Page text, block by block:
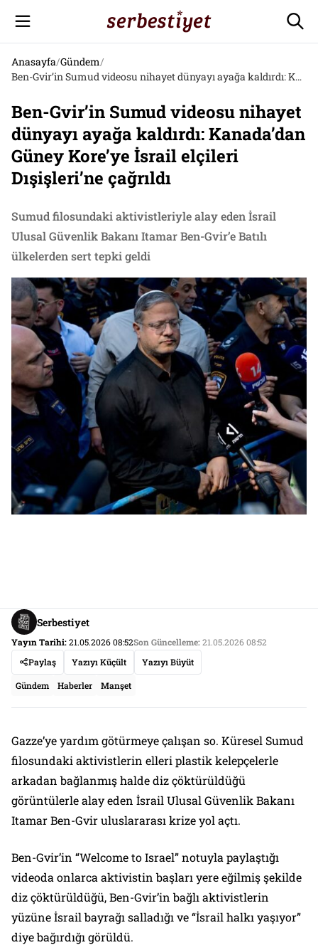
Anasayfa/Gündem/
Ben-Gvir’in Sumud videosu nihayet dünyayı ayağa kaldırdı: Kanada’dan Güney Kore’ye İsrail elçileri Dışişleri’ne çağrıldı
Ben-Gvir’in Sumud videosu nihayet
dünyayı ayağa kaldırdı: Kanada’dan
Güney Kore’ye İsrail elçileri
Dışişleri’ne çağrıldı
Sumud filosundaki aktivistleriyle alay eden İsrail
Ulusal Güvenlik Bakanı Itamar Ben-Gvir’e Batılı
ülkelerden sert tepki geldi
Serbestiyet
Yayın Tarihi:21.05.2026 08:52Son Güncelleme:21.05.2026 08:52
Paylaş
Yazıyı Küçült Yazıyı Büyüt
Gündem Haberler Manşet
Gazze’ye yardım götürmeye çalışan so. Küresel Sumud
filosundaki aktivistlerin elleri plastik kelepçelerle
arkadan bağlanmış halde diz çöktürüldüğü
görüntülerle alay eden İsrail Ulusal Güvenlik Bakanı
Itamar Ben-Gvir uluslararası krize yol açtı.
Ben-Gvir’in “Welcome to Israel” notuyla paylaştığı
videoda onlarca aktivistin başları yere eğilmiş şekilde
diz çöktürüldüğü, Ben-Gvir’in bağlı aktivistlerin
yüzüne İsrail bayrağı salladığı ve “İsrail halkı yaşıyor”
diye bağırdığı görüldü.